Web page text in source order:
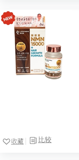
比较
收藏